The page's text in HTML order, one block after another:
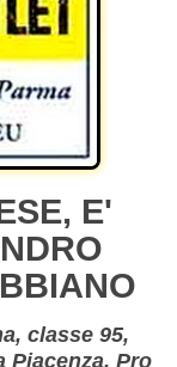
E'
classe 95,
Piacenza, Pro